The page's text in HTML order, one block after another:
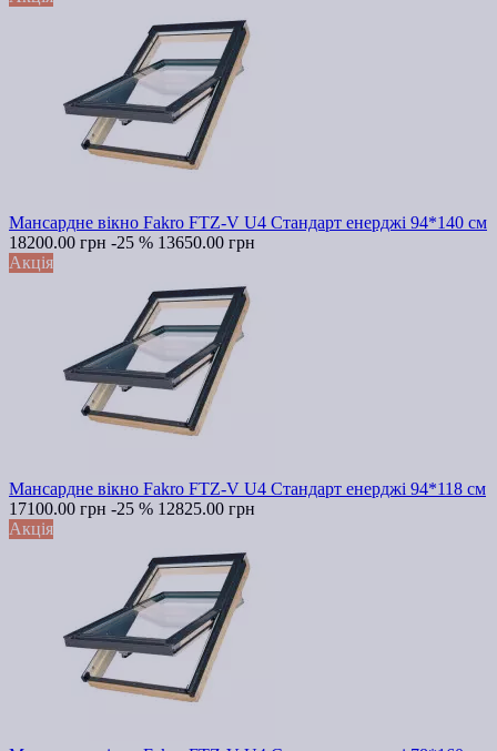
Мансардне вікно Fakro FTZ-V U4 Стандарт енерджі 94*140 см
18200.00 грн -25 % 13650.00 грн
Акція
Мансардне вікно Fakro FTZ-V U4 Стандарт енерджі 94*118 см
17100.00 грн -25 % 12825.00 грн
Акція